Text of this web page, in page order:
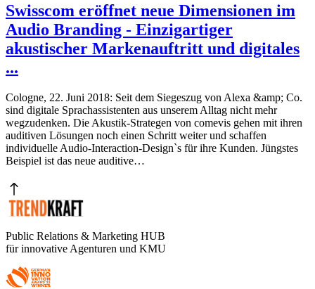
Swisscom eröffnet neue Dimensionen im
Audio Branding - Einzigartiger
akustischer Markenauftritt und digitales
...
Cologne, 22. Juni 2018: Seit dem Siegeszug von Alexa &amp; Co.
sind digitale Sprachassistenten aus unserem Alltag nicht mehr
wegzudenken. Die Akustik-Strategen von comevis gehen mit ihren
auditiven Lösungen noch einen Schritt weiter und schaffen
individuelle Audio-Interaction-Design`s für ihre Kunden. Jüngstes
Beispiel ist das neue auditive…
Public Relations & Marketing HUB
für innovative Agenturen und KMU